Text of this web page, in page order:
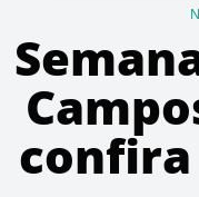
confira